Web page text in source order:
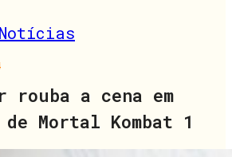
Notícias
rouba a cena em
Mortal Kombat 1